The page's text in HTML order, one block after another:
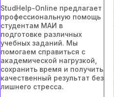
StudHelp-Online предлагает
профессиональную помощь
студентам МАИ в
подготовке различных
учебных заданий. Мы
помогаем справиться с
академической нагрузкой,
сохранить время и получить
качественный результат без
лишнего стресса.